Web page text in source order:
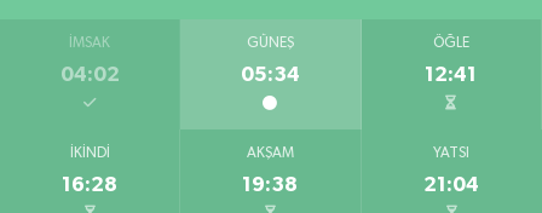
İMSAK
04:02
GÜNEŞ
05:34
ÖĞLE
12:41
İKINDI
16:28
AKŞAM
19:38
YATSI
21:04